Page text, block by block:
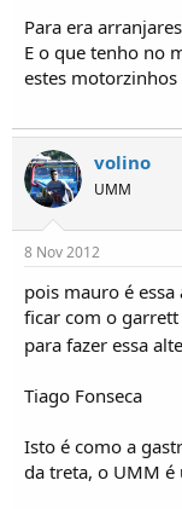
Para era
E o que tenho no
estes motorzinhos
volino
UMM
8 Nov 2012
pois mauro é
ficar com o garrett
para fazer essa
Tiago Fonseca
Isto é como a
da treta, o UMM é